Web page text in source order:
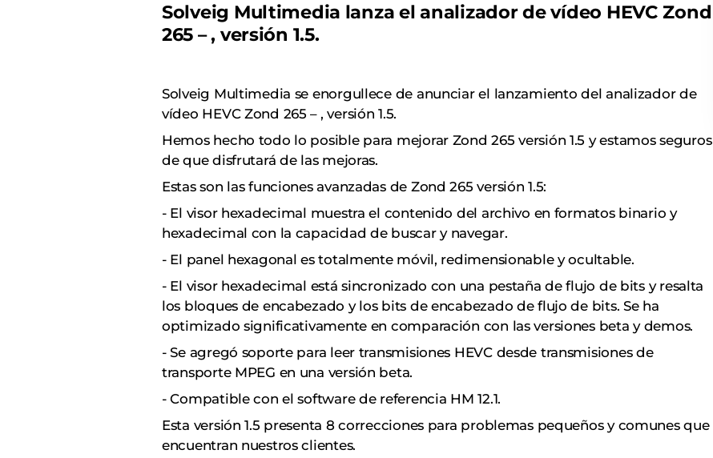
Solveig Multimedia lanza el analizador de vídeo HEVC Zond
265 – , versión 1.5.
Solveig Multimedia se enorgullece de anunciar el lanzamiento del analizador de
vídeo HEVC Zond 265 – , versión 1.5.
Hemos hecho todo lo posible para mejorar Zond 265 versión 1.5 y estamos seguros
de que disfrutará de las mejoras.
Estas son las funciones avanzadas de Zond 265 versión 1.5:
- El visor hexadecimal muestra el contenido del archivo en formatos binario y
hexadecimal con la capacidad de buscar y navegar.
- El panel hexagonal es totalmente móvil, redimensionable y ocultable.
- El visor hexadecimal está sincronizado con una pestaña de flujo de bits y resalta
los bloques de encabezado y los bits de encabezado de flujo de bits. Se ha
optimizado significativamente en comparación con las versiones beta y demos.
- Se agregó soporte para leer transmisiones HEVC desde transmisiones de
transporte MPEG en una versión beta.
- Compatible con el software de referencia HM 12.1.
Esta versión 1.5 presenta 8 correcciones para problemas pequeños y comunes que
encuentran nuestros clientes.